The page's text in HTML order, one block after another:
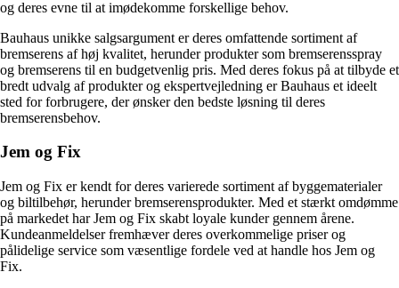
og deres evne til at imødekomme forskellige behov.
Bauhaus unikke salgsargument er deres omfattende sortiment af
bremserens af høj kvalitet, herunder produkter som bremserensspray
og bremserens til en budgetvenlig pris. Med deres fokus på at tilbyde et
bredt udvalg af produkter og ekspertvejledning er Bauhaus et ideelt
sted for forbrugere, der ønsker den bedste løsning til deres
bremserensbehov.
Jem og Fix
Jem og Fix er kendt for deres varierede sortiment af byggematerialer
og biltilbehør, herunder bremserensprodukter. Med et stærkt omdømme
på markedet har Jem og Fix skabt loyale kunder gennem årene.
Kundeanmeldelser fremhæver deres overkommelige priser og
pålidelige service som væsentlige fordele ved at handle hos Jem og
Fix.